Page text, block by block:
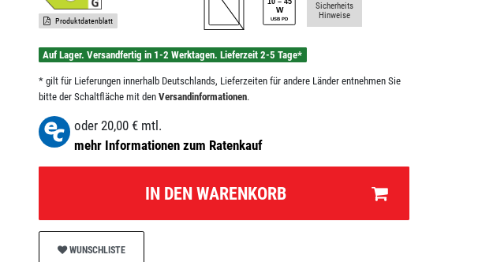
Produktdatenblatt
Sicherheits
Hinweise
Auf Lager. Versandfertig in 1-2 Werktagen. Lieferzeit 2-5 Tage*
* gilt für Lieferungen innerhalb Deutschlands, Lieferzeiten für andere Länder entnehmen Sie
bitte der Schaltfläche mit den Versandinformationen.
oder 20,00 € mtl.
mehr Informationen zum Ratenkauf
IN DEN WARENKORB
WUNSCHLISTE